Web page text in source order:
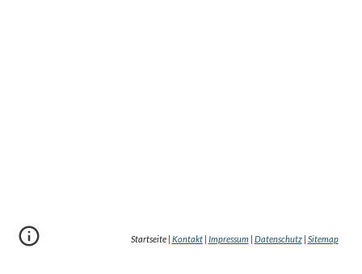
Startseite | Kontakt| Impressum | Datenschutz| Sitemap